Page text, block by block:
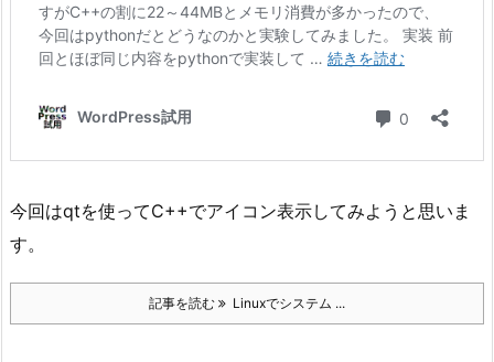
今回はqtを使ってC++でアイコン表示してみようと思いま
す。
記事を読む Linuxでシステム ...